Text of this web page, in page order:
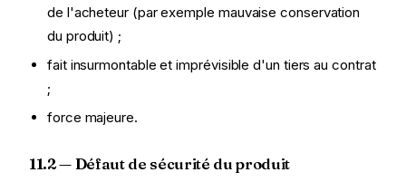
de l'acheteur (par exemple mauvaise conservation
du produit) ;
fait insurmontable et imprévisible d'un tiers au contrat
;
force majeure.
11.2 — Défaut de sécurité du produit